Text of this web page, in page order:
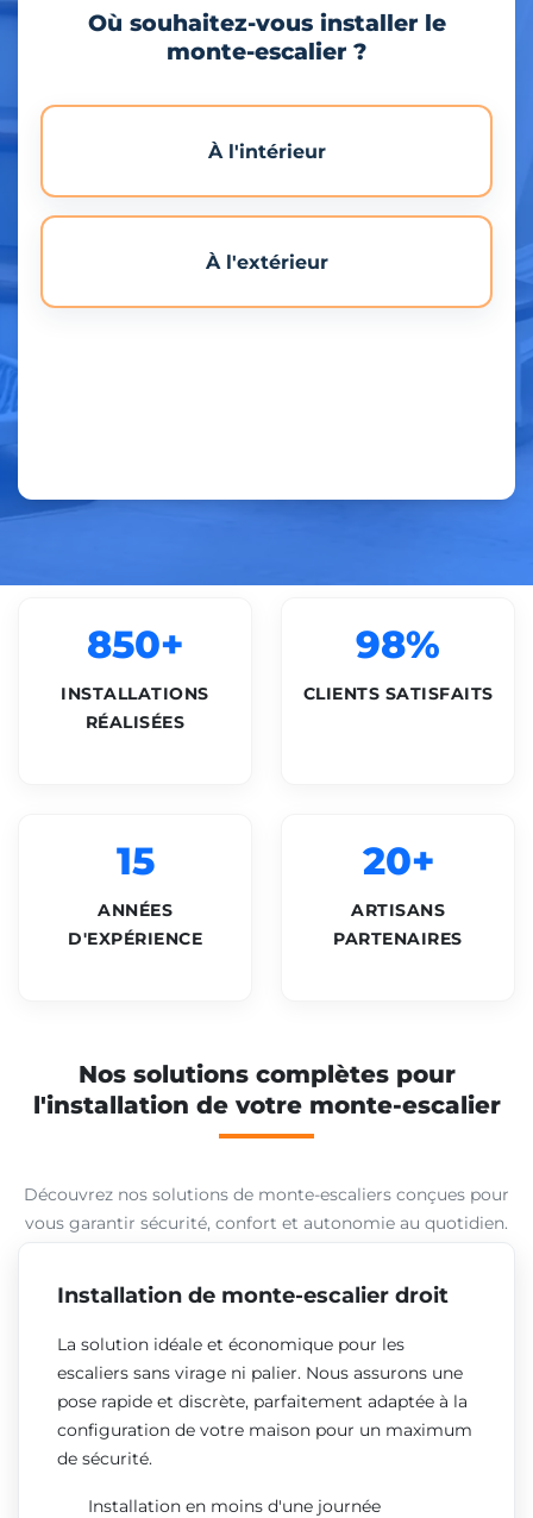
Où souhaitez-vous installer le
monte-escalier ?
À l'intérieur
À l'extérieur
850+
INSTALLATIONS
RÉALISÉES
98%
CLIENTS SATISFAITS
15
ANNÉES
D'EXPÉRIENCE
20+
ARTISANS
PARTENAIRES
Nos solutions complètes pour
l'installation de votre monte-escalier
Découvrez nos solutions de monte-escaliers conçues pour
vous garantir sécurité, confort et autonomie au quotidien.
Installation de monte-escalier droit
La solution idéale et économique pour les
escaliers sans virage ni palier. Nous assurons une
pose rapide et discrète, parfaitement adaptée à la
configuration de votre maison pour un maximum
de sécurité.
Installation en moins d'une journée